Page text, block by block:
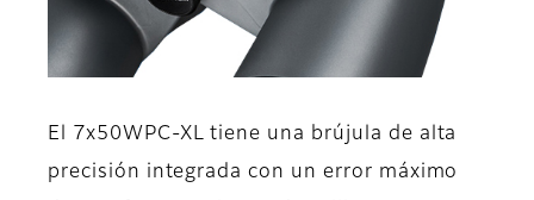
El 7x50WPC-XL tiene una brújula de alta
precisión integrada con un error máximo